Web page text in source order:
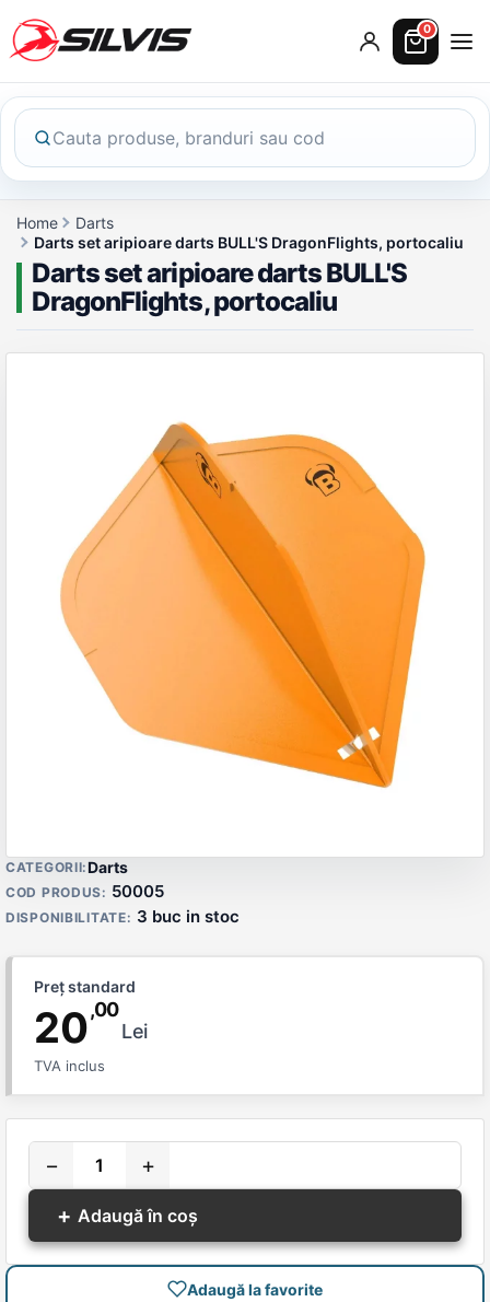
0
Home
Darts
Darts set aripioare darts BULL'S DragonFlights, portocaliu
Darts set aripioare darts BULL'S
DragonFlights, portocaliu
Detalii produs
CATEGORII:Darts
COD PRODUS: 50005
DISPONIBILITATE: 3 buc in stoc
Preț standard
20,00
Lei
TVA inclus
−
+
+ Adaugă în coș
Adaugă la favorite